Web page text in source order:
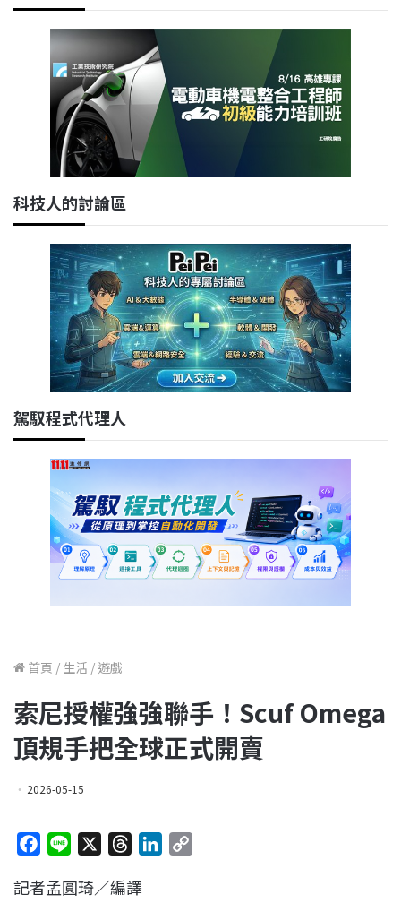
科技人的討論區
駕馭程式代理人